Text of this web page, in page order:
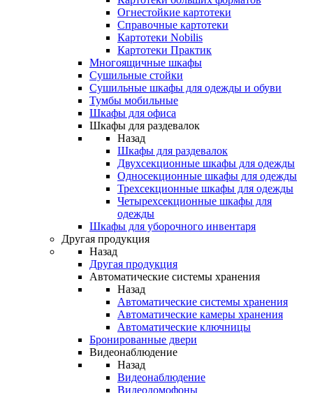
Огнестойкие картотеки
Справочные картотеки
Картотеки Nobilis
Картотеки Практик
Многоящичные шкафы
Сушильные стойки
Сушильные шкафы для одежды и обуви
Тумбы мобильные
Шкафы для офиса
Шкафы для раздевалок
Назад
Шкафы для раздевалок
Двухсекционные шкафы для одежды
Односекционные шкафы для одежды
Трехсекционные шкафы для одежды
Четырехсекционные шкафы для
одежды
Шкафы для уборочного инвентаря
Другая продукция
Назад
Другая продукция
Автоматические системы хранения
Назад
Автоматические системы хранения
Автоматические камеры хранения
Автоматические ключницы
Бронированные двери
Видеонаблюдение
Назад
Видеонаблюдение
Видеодомофоны